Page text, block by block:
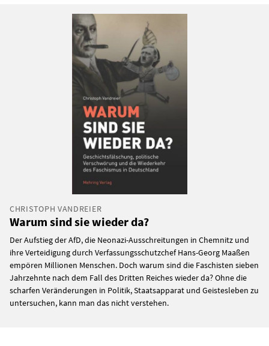
CHRISTOPH VANDREIER
Warum sind sie wieder da?
Der Aufstieg der AfD, die Neonazi-Ausschreitungen in Chemnitz und
ihre Verteidigung durch Verfassungsschutzchef Hans-Georg Maaßen
empören Millionen Menschen. Doch warum sind die Faschisten sieben
Jahrzehnte nach dem Fall des Dritten Reiches wieder da? Ohne die
scharfen Veränderungen in Politik, Staatsapparat und Geistesleben zu
untersuchen, kann man das nicht verstehen.